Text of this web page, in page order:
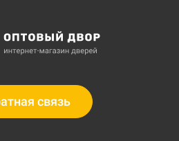
связь